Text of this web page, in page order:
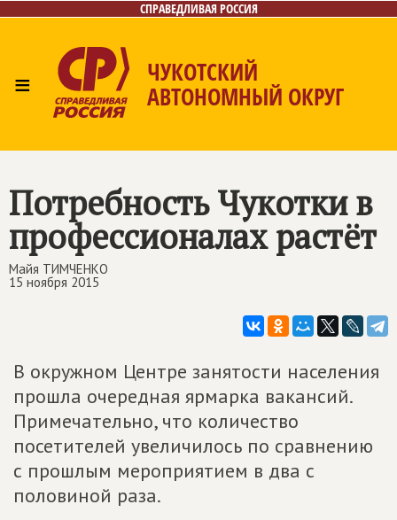
СПРАВЕДЛИВАЯ РОССИЯ
≡ ЧУКОТСКИЙ
АВТОНОМНЫЙ ОКРУГ
Контакты
Потребность Чукотки в
профессионалах растёт
Майя ТИМЧЕНКО
15 ноября 2015
В окружном Центре занятости населения
прошла очередная ярмарка вакансий.
Примечательно, что количество
посетителей увеличилось по сравнению
с прошлым мероприятием в два с
половиной раза.